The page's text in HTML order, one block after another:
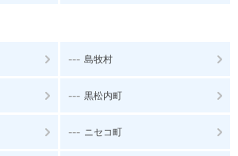
--- 島牧村
--- 黒松内町
--- ニセコ町